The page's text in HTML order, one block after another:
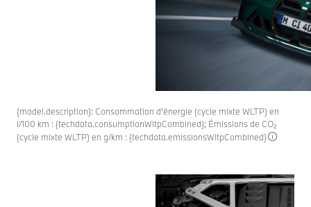
{model.description}: Consommation d'énergie (cycle mixte WLTP) en
l/100 km : {techdata.consumptionWltpCombined}; Émissions de CO₂
(cycle mixte WLTP) en g/km : {techdata.emissionsWltpCombined}